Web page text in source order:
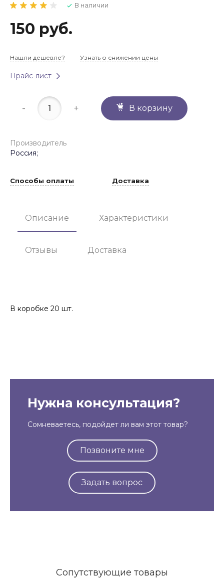
В наличии
150 руб.
Нашли дешевле? Узнать о снижении цены
Прайс-лист
- + В корзину
Производитель
Россия;
Способы оплаты Доставка
Описание Характеристики
Отзывы Доставка
В коробке 20 шт.
Нужна консультация?
Сомневаетесь, подойдет ли вам этот товар?
Позвоните мне
Задать вопрос
Сопутствующие товары